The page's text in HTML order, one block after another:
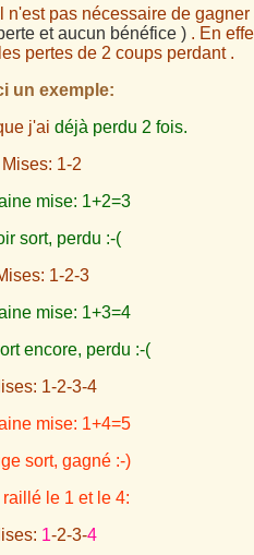
pas nécessaire de
et aucun bénéfice ) . En
pertes de 2 coups perdant .
un exemple:
j'ai déjà perdu 2 fois.
Mises: 1-2
mise: 1+2=3
sort, perdu :-(
1-2-3
mise: 1+3=4
encore, perdu :-(
1-2-3-4
mise: 1+4=5
sort, gagné :-)
le 1 et le 4:
1-2-3-4